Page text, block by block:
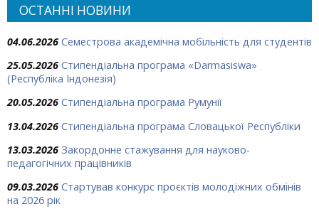
ОСТАННІ НОВИНИ
04.06.2026 Семестрова академічна мобільність для студентів
25.05.2026 Стипендіальна програма «Darmasiswa»
(Республіка Індонезія)
20.05.2026 Стипендіальна програма Румунії
13.04.2026 Стипендіальна програма Словацької Республіки
13.03.2026 Закордонне стажування для науково-
педагогічних працівників
09.03.2026 Стартував конкурс проєктів молодіжних обмінів
на 2026 рік